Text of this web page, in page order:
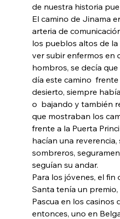
de nuestra historia
El camino de Jinama
arteria de
los pueblos altos de la
ver subir enfermos en
hombros, se decía
día este camino
desierto, siempre
o  bajando y también
que mostraban los
frente a la Puerta
hacían una
sombreros,
seguían su andar.
Para los jóvenes, el fin
Santa tenía un premio,
Pascua en los casinos
entonces, uno en